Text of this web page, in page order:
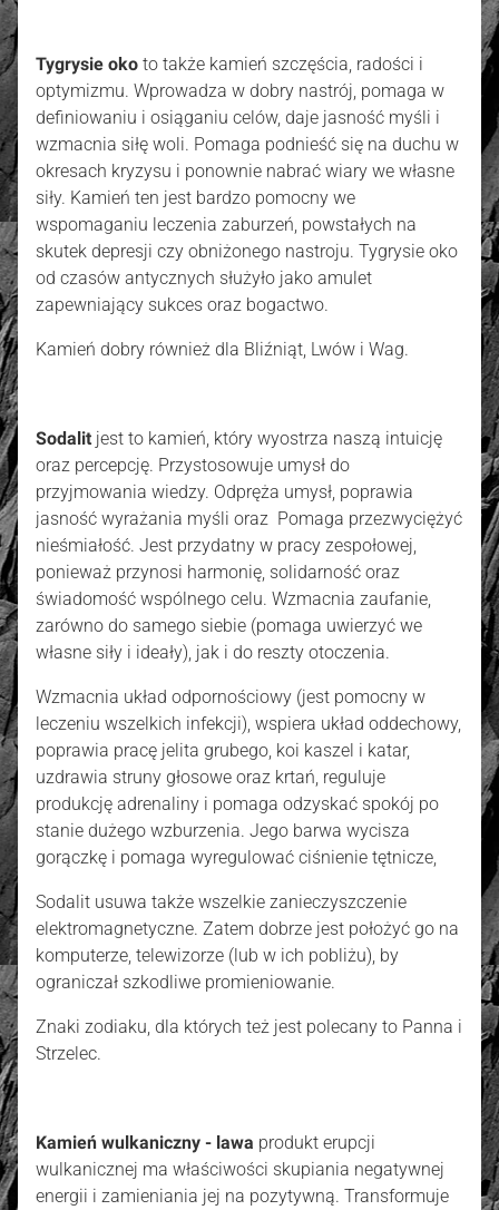
Tygrysie oko to także kamień szczęścia, radości i
optymizmu. Wprowadza w dobry nastrój, pomaga w
definiowaniu i osiąganiu celów, daje jasność myśli i
wzmacnia siłę woli. Pomaga podnieść się na duchu w
okresach kryzysu i ponownie nabrać wiary we własne
siły. Kamień ten jest bardzo pomocny we
wspomaganiu leczenia zaburzeń, powstałych na
skutek depresji czy obniżonego nastroju. Tygrysie oko
od czasów antycznych służyło jako amulet
zapewniający sukces oraz bogactwo.
Kamień dobry również dla Bliźniąt, Lwów i Wag.
Sodalit jest to kamień, który wyostrza naszą intuicję
oraz percepcję. Przystosowuje umysł do
przyjmowania wiedzy. Odpręża umysł, poprawia
jasność wyrażania myśli oraz Pomaga przezwyciężyć
nieśmiałość. Jest przydatny w pracy zespołowej,
ponieważ przynosi harmonię, solidarność oraz
świadomość wspólnego celu. Wzmacnia zaufanie,
zarówno do samego siebie (pomaga uwierzyć we
własne siły i ideały), jak i do reszty otoczenia.
Wzmacnia układ odpornościowy (jest pomocny w
leczeniu wszelkich infekcji), wspiera układ oddechowy,
poprawia pracę jelita grubego, koi kaszel i katar,
uzdrawia struny głosowe oraz krtań, reguluje
produkcję adrenaliny i pomaga odzyskać spokój po
stanie dużego wzburzenia. Jego barwa wycisza
gorączkę i pomaga wyregulować ciśnienie tętnicze,
Sodalit usuwa także wszelkie zanieczyszczenie
elektromagnetyczne. Zatem dobrze jest położyć go na
komputerze, telewizorze (lub w ich pobliżu), by
ograniczał szkodliwe promieniowanie.
Znaki zodiaku, dla których też jest polecany to Panna i
Strzelec.
Kamień wulkaniczny - lawa produkt erupcji
wulkanicznej ma właściwości skupiania negatywnej
energii i zamieniania jej na pozytywną. Transformuje